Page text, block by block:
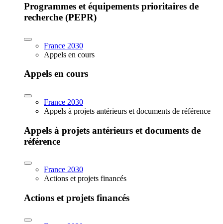
Programmes et équipements prioritaires de
recherche (PEPR)
France 2030
Appels en cours
Appels en cours
France 2030
Appels à projets antérieurs et documents de référence
Appels à projets antérieurs et documents de
référence
France 2030
Actions et projets financés
Actions et projets financés